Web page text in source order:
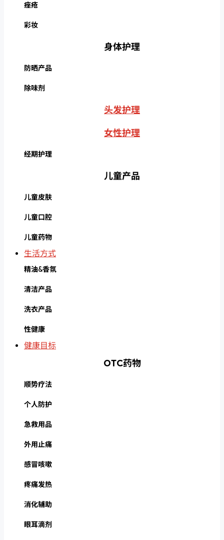
痤疮
彩妆
身体护理
防晒产品
除味剂
头发护理
女性护理
经期护理
儿童产品
儿童皮肤
儿童口腔
儿童药物
生活方式
精油&香氛
清洁产品
洗衣产品
性健康
健康目标
OTC药物
顺势疗法
个人防护
急救用品
外用止痛
感冒咳嗽
疼痛发热
消化辅助
眼耳滴剂